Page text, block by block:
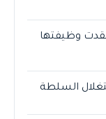
وظيفتها
السلطة